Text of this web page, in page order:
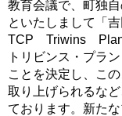
教育会議で、町独
といたしまして「
TCP Triwins Plan
トリビンス・プラ
ことを決定し、こ
取り上げられるな
ております。新た